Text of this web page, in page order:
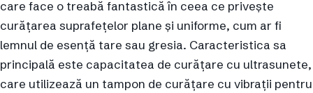
care face o treabă fantastică în ceea ce privește
curățarea suprafețelor plane și uniforme, cum ar fi
lemnul de esență tare sau gresia. Caracteristica sa
principală este capacitatea de curățare cu ultrasunete,
care utilizează un tampon de curățare cu vibrații pentru